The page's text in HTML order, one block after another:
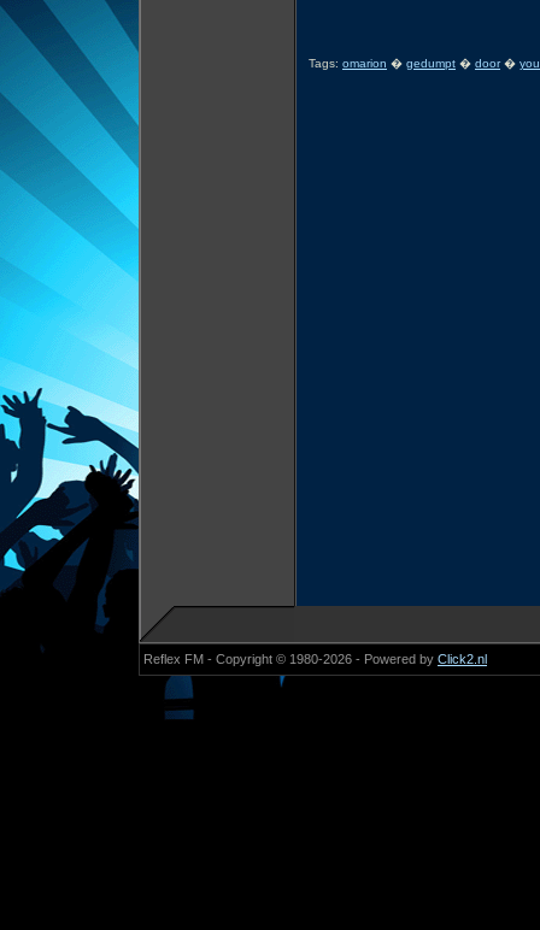
Tags: omarion � gedumpt � door�
Reflex FM - Copyright © 1980-2026 - Powered by Click2.nl